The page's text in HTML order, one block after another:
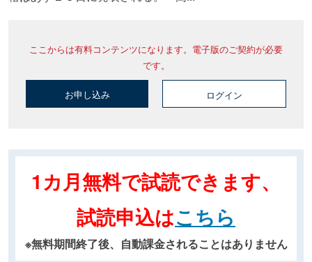
ここからは有料コンテンツになります。電子版のご契約が必要
です。
お申し込み ログイン
1カ月無料で試読できます、
試読申込はこちら
※無料期間終了後、自動課金されることはありません